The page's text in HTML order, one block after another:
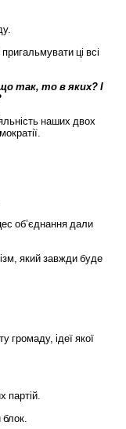
.
пригальмувати ці всі
так, то в яких? І
наших двох
.
об’єднання дали
, який завжди буде
ту громаду, ідеї якої
партій.
блок.